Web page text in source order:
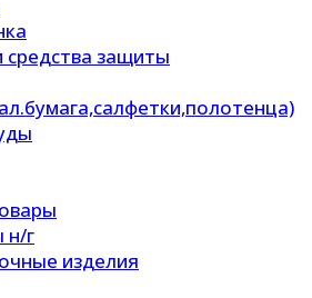
средства защиты
н/г
изделия